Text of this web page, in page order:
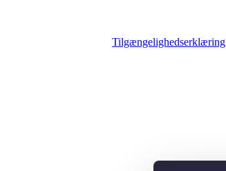
Tilgængelighedserklæring